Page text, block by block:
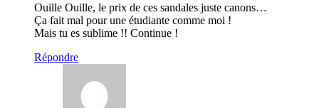
Ouille Ouille, le prix de ces sandales juste canons…
Ça fait mal pour une étudiante comme moi !
Mais tu es sublime !! Continue !
Répondre